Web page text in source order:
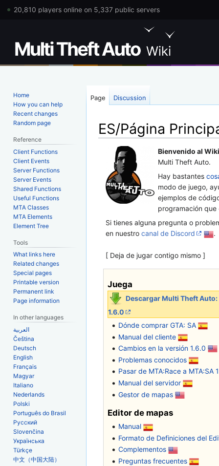
20,810 players online on 5,337 public servers
ES/Página
Jump
navigation
Jump
search
Bienvenido al
Multi Theft Auto.
Hay bastantes
modo de juego,
ejemplos de
programación que
Si tienes alguna pregunta o
en nuestro canal de Discord .
[ Deja de jugar contigo mismo ]
Juega
Descargar Multi Theft Auto:
1.6.0
Dónde comprar GTA: SA
Manual del cliente
Cambios en la versión 1.6.0
Problemas conocidos
Pasar de MTA:Race a MTA:SA
Manual del servidor
Gestor de mapas
Editor de mapas
Manual
Formato de Definiciones del
Complementos
Preguntas frecuentes
Page Discussion
Home
How you can help
Recent changes
Random page
Reference
Client Functions
Client Events
Server Functions
Server Events
Shared Functions
Useful Functions
MTA Classes
MTA Elements
Element Tree
Tools
What links here
Related changes
Special pages
Printable version
Permanent link
Page information
In other languages
العربية
Čeština
Deutsch
English
Français
Magyar
Italiano
Nederlands
Polski
Português do Brasil
Русский
Slovenčina
Українська
Türkçe
中文（中国大陆）